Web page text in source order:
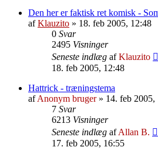
Den her er faktisk ret komisk -
afKlauzito » 18. feb 2005, 12:48
0 Svar
2495 Visninger
Seneste indlæg afKlauzito
18. feb 2005, 12:48
Hattrick - træningstema
afAnonym bruger» 14. feb 2005,
7 Svar
6213 Visninger
Seneste indlæg afAllan B.
17. feb 2005, 16:55